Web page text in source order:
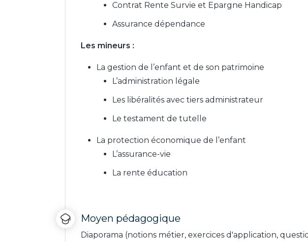
Contrat Rente Survie et Epargne Handicap
Assurance dépendance
Les mineurs :
La gestion de l’enfant et de son patrimoine
L’administration légale
Les libéralités avec tiers administrateur
Le testament de tutelle
La protection économique de l’enfant
L’assurance-vie
La rente éducation
Moyen pédagogique
Diaporama (notions métier, exercices d'application,